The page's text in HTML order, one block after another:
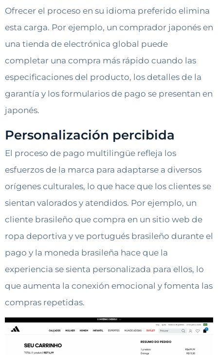
Ofrecer el proceso en su idioma preferido elimina
esta carga. Por ejemplo, un comprador japonés en
una tienda de electrónica global puede
completar una compra más rápido cuando las
especificaciones del producto, los detalles de la
garantía y los formularios de pago se presentan en
japonés.
Personalización percibida
El proceso de pago multilingüe refleja los
esfuerzos de la marca para adaptarse a diversos
orígenes culturales, lo que hace que los clientes se
sientan valorados y atendidos. Por ejemplo, un
cliente brasileño que compra en un sitio web de
ropa deportiva y ve portugués brasileño durante el
pago y la moneda brasileña hace que la
experiencia se sienta personalizada para ellos, lo
que aumenta la conexión emocional y fomenta las
compras repetidas.